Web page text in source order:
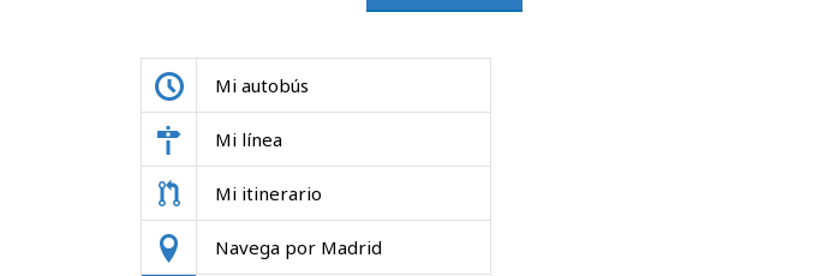
Mi autobús
Mi línea
Mi itinerario
Navega por Madrid